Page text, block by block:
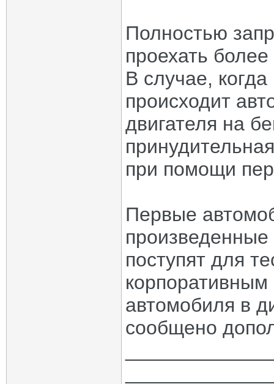
Полностью
проехать
В случае,
происходит
двигателя на
при помощи
Первые
поступят для
автомобиля в
сообщено